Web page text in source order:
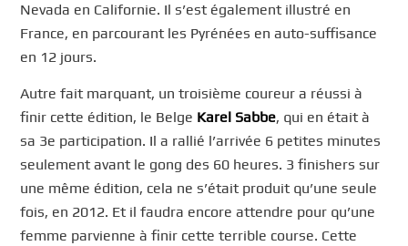
Nevada en Californie. Il s’est également illustré en
France, en parcourant les Pyrénées en auto-suffisance
en 12 jours.
Autre fait marquant, un troisième coureur a réussi à
finir cette édition, le Belge Karel Sabbe, qui en était à
sa 3e participation. Il a rallié l’arrivée 6 petites minutes
seulement avant le gong des 60 heures. 3 finishers sur
une même édition, cela ne s’était produit qu’une seule
fois, en 2012. Et il faudra encore attendre pour qu’une
femme parvienne à finir cette terrible course. Cette